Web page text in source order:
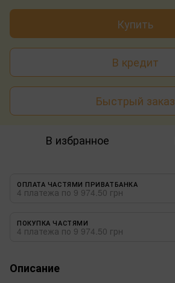
Купить
В кредит
Быстрый заказ
В избранное
ОПЛАТА ЧАСТЯМИ ПРИВАТБАНКА
4 платежа по 9 974.50 грн
ПОКУПКА ЧАСТЯМИ
4 платежа по 9 974.50 грн
Описание